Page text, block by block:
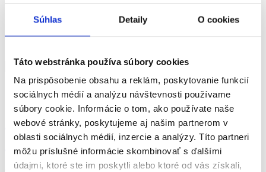
Súhlas Detaily O cookies
Táto webstránka používa súbory cookies
Na prispôsobenie obsahu a reklám, poskytovanie funkcií
sociálnych médií a analýzu návštevnosti používame
súbory cookie. Informácie o tom, ako používate naše
webové stránky, poskytujeme aj našim partnerom v
oblasti sociálnych médií, inzercie a analýzy. Títo partneri
môžu príslušné informácie skombinovať s ďalšími
údajmi, ktoré ste im poskytli alebo ktoré od vás získali,
Testy
Vyhľadávanie
ochorenia pohybového aparátu
genetické ochorenia
Organizácia muskulárnych
dystrofikov v SR